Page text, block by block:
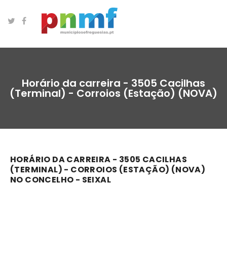
Horário da carreira - 3505 Cacilhas
(Terminal) - Corroios (Estação) (NOVA)
HORÁRIO DA CARREIRA - 3505 CACILHAS
(TERMINAL) - CORROIOS (ESTAÇÃO) (NOVA)
NO CONCELHO - SEIXAL